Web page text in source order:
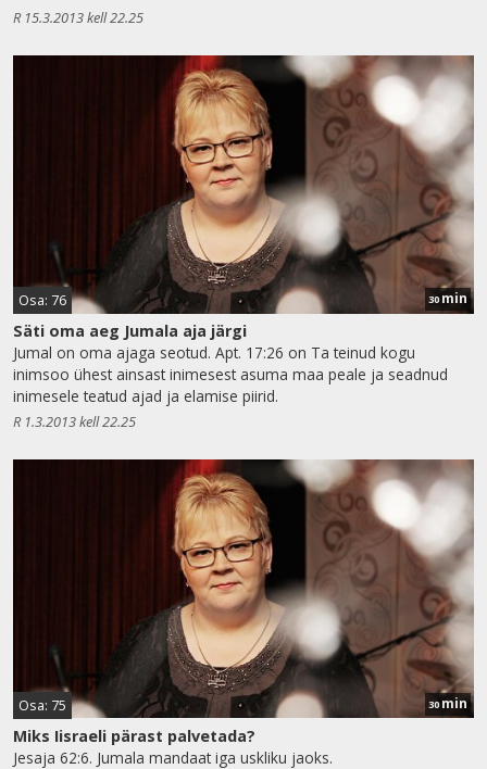
R 15.3.2013 kell 22.25
Osa: 76 30 min
Säti oma aeg Jumala aja järgi
Jumal on oma ajaga seotud. Apt. 17:26 on Ta teinud kogu
inimsoo ühest ainsast inimesest asuma maa peale ja seadnud
inimesele teatud ajad ja elamise piirid.
R 1.3.2013 kell 22.25
Osa: 75 30 min
Miks Iisraeli pärast palvetada?
Jesaja 62:6. Jumala mandaat iga uskliku jaoks.